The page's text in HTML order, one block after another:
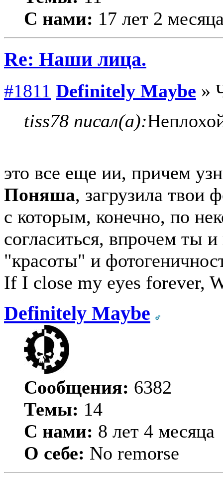
С нами: 17 лет 2
Re: Наши лица.
#1811 Definitely Maybe »
tiss78 писал(а):
это все еще ии, причем
Поняша, загрузила твои
с которым, конечно, по
согласиться, впрочем ты
"красоты" и
If I close my eyes forever,
Definitely Maybe
Сообщения: 6382
Темы: 14
С нами: 8 лет 4 месяца
О себе: No remorse